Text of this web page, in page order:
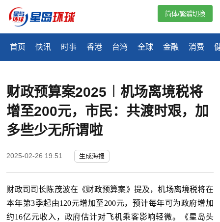
首页 快讯 时事 香港 台湾 全球 金融 消费
简体/繁體切換
财政预算案2025︱机场离境税将
增至200元，市民：共渡时艰，加
多些少无所谓啦
2025-02-26 19:51 生成海报
财政司司长陈茂波在《财政预算案》提及，机场离境税将在
本年第3季起由120元增加至200元，预计每年可为政府增加
约16亿元收入，政府估计对飞机乘客影响轻微。《星岛头